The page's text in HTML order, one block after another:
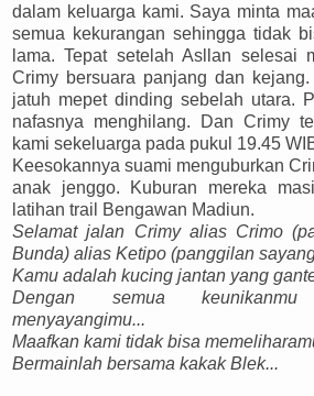
dalam keluarga kami. Saya minta
semua kekurangan sehingga tidak
lama. Tepat setelah Asllan selesai
Crimy bersuara panjang dan
jatuh mepet dinding sebelah utara.
nafasnya menghilang. Dan Crimy
kami sekeluarga pada pukul 19.45
Keesokannya suami menguburkan
anak jenggo. Kuburan mereka
latihan trail Bengawan Madiun.
Selamat jalan Crimy alias Crimo
Bunda) alias Ketipo (panggilan
Kamu adalah kucing jantan yang
Dengan semua
menyayangimu...
Maafkan kami tidak bisa
Bermainlah bersama kakak Blek...